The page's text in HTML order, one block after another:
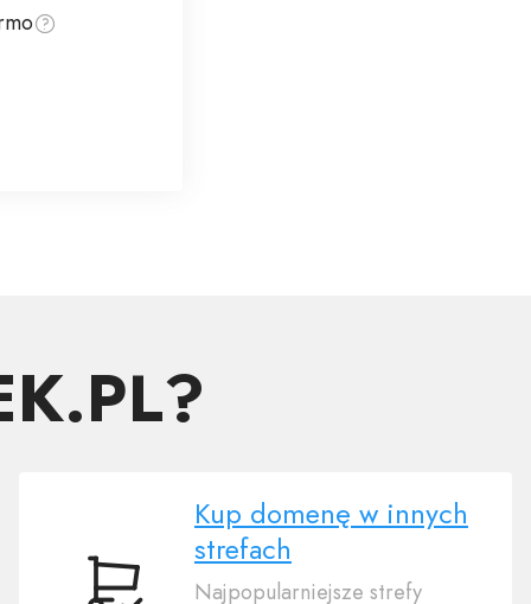
Kup domenę w innych
strefach
Najpopularniejsze strefy